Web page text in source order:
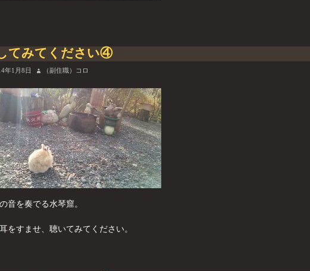
てみてください④
年1月8日 （副住職）コロ
音を奏でる水琴窟。
をすませ、聴いてみてください。